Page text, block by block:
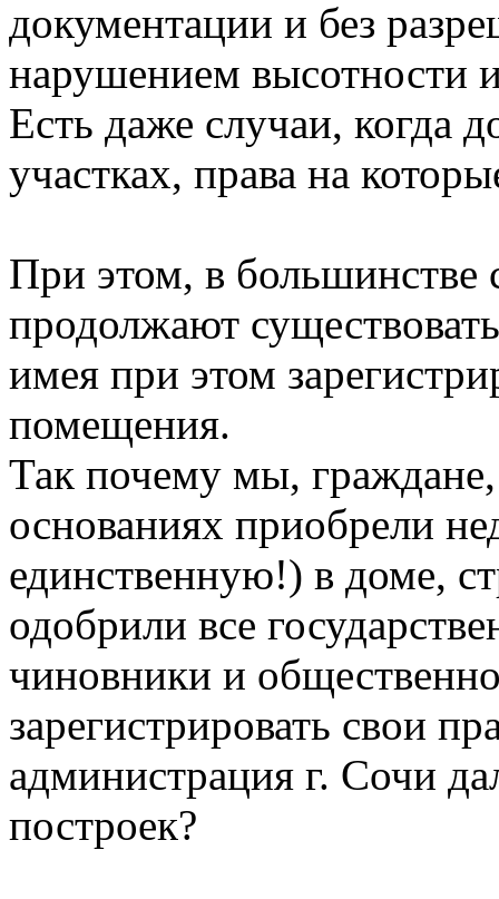
документации и без
нарушением высотности
Есть даже случаи, когда
участках, права на
При этом, в большинстве
продолжают
имея при этом
помещения.
Так почему мы,
основаниях приобрели
единственную!) в доме,
одобрили все
чиновники и
зарегистрировать свои
администрация г. Сочи
построек?